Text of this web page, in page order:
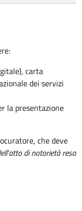
carta
dei servizi
la presentazione
che deve
di notorietà resa